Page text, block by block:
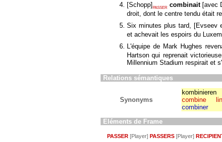
[Schopp] PASSER combinait [avec
droit, dont le centre tendu était
Six minutes plus tard, [Evseev
et achevait les espoirs du
L'équipe de Mark Hughes
Hartson qui reprenait
Millennium Stadium respirait et
Relations sémantiques
Synonyms
kombinieren
combine
combiner
Eléments de Frame
PASSER [Player] PASSERS [Player]